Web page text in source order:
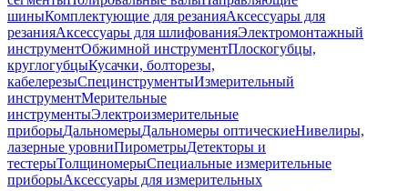
шиныКомплектующие для резанияАксессуары для
резанияАксессуары для шлифованияЭлектромонтажный
инструментОбжимной инструментПлоскогубцы,
круглогубцыКусачки, болторезы,
кабелерезыСпецинструментыИзмерительный
инструментМерительные
инструментыЭлектроизмерительные
приборыДальномерыДальномеры оптическиеНивелиры,
лазерные уровниПирометрыДетекторы и
тестерыТолщиномерыСпециальные измерительные
приборыАксессуары для измерительных